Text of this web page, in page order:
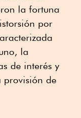
la fortuna
por
la
de interés y
provisión de